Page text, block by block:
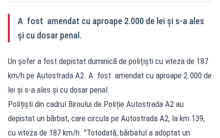
A fost amendat cu aproape 2.000 de lei și s-a ales
și cu dosar penal.
Un şofer a fost depistat duminică de poliţişti cu viteza de 187
km/h pe Autostrada A2. A fost amendat cu aproape 2.000 de
lei și s-a ales și cu dosar penal.
Polițiști din cadrul Biroului de Poliție Autostrada A2 au
depistat un bărbat, care circula pe Autostrada A2, la km 139,
cu viteza de 187 km/h. "Totodată, bărbatul a adoptat un